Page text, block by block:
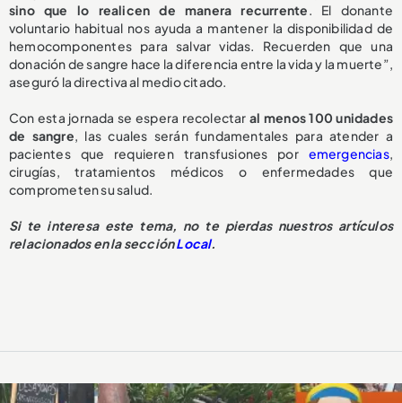
sino que lo realicen de manera recurrente. El donante
voluntario habitual nos ayuda a mantener la disponibilidad de
hemocomponentes para salvar vidas. Recuerden que una
donación de sangre hace la diferencia entre la vida y la muerte”,
aseguró la directiva al medio citado.
Con esta jornada se espera recolectar al menos 100 unidades
de sangre, las cuales serán fundamentales para atender a
pacientes que requieren transfusiones por emergencias,
cirugías, tratamientos médicos o enfermedades que
comprometen su salud.
Si te interesa este tema, no te pierdas nuestros artículos
relacionados en la secciónLocal.